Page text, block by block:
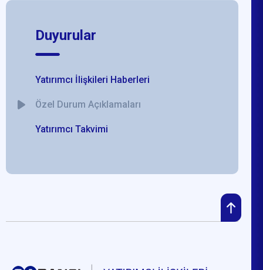
Duyurular
Yatırımcı İlişkileri Haberleri
Özel Durum Açıklamaları
Yatırımcı Takvimi